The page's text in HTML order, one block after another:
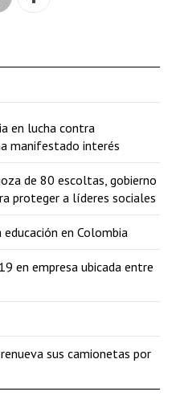
en lucha contra
manifestado interés
de 80 escoltas, gobierno
proteger a líderes sociales
en Colombia
en empresa ubicada entre
sus camionetas por